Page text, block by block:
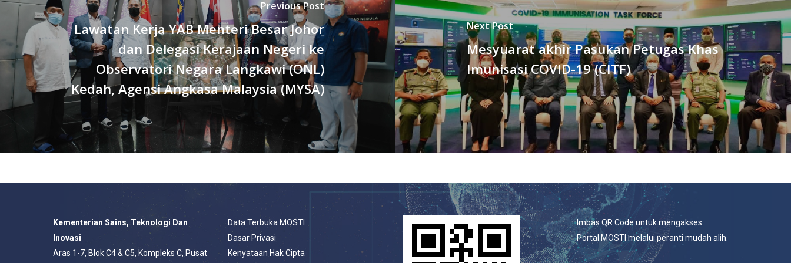
Previous Post
Lawatan Kerja YAB Menteri Besar Johor
dan Delegasi Kerajaan Negeri ke
Observatori Negara Langkawi (ONL)
Kedah, Agensi Angkasa Malaysia (MYSA)
Next Post
Mesyuarat akhir Pasukan Petugas Khas
Imunisasi COVID-19 (CITF)
Kementerian Sains, Teknologi Dan
Inovasi
Aras 1-7, Blok C4 & C5, Kompleks C, Pusat
Data Terbuka MOSTI
Dasar Privasi
Kenyataan Hak Cipta
Imbas QR Code untuk mengakses
Portal MOSTI melalui peranti mudah alih.